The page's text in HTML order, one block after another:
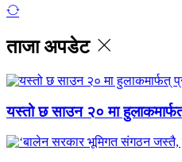
ताजा अपडेट
यस्तो छ साउन २० मा